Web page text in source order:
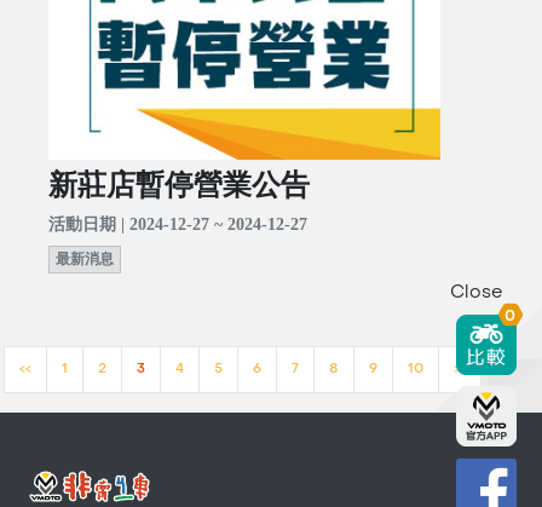
新莊店暫停營業公告
活動日期 | 2024-12-27 ~ 2024-12-27
最新消息
<< 1 2 3 4 5 6 7 8 9 10 >>
Close
0